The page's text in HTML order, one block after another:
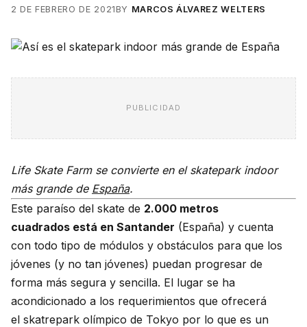
2 DE FEBRERO DE 2021BY MARCOS ÁLVAREZ WELTERS
PUBLICIDAD
Life Skate Farm se convierte en el skatepark indoor
más grande de España.
Este paraíso del skate de 2.000 metros
cuadrados está en Santander (España) y cuenta
con todo tipo de módulos y obstáculos para que los
jóvenes (y no tan jóvenes) puedan progresar de
forma más segura y sencilla. El lugar se ha
acondicionado a los requerimientos que ofrecerá
el skatrepark olímpico de Tokyo por lo que es un